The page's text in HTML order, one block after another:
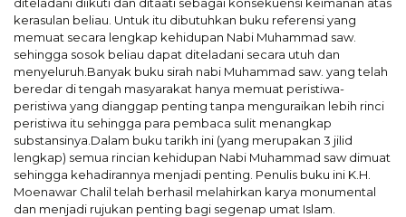
kerasulan beliau. Untuk itu dibutuhkan buku referensi yang
memuat secara lengkap kehidupan Nabi Muhammad saw.
sehingga sosok beliau dapat diteladani secara utuh dan
menyeluruh.Banyak buku sirah nabi Muhammad saw. yang telah
beredar di tengah masyarakat hanya memuat peristiwa-
peristiwa yang dianggap penting tanpa menguraikan lebih rinci
peristiwa itu sehingga para pembaca sulit menangkap
substansinya.Dalam buku tarikh ini (yang merupakan 3 jilid
lengkap) semua rincian kehidupan Nabi Muhammad saw dimuat
sehingga kehadirannya menjadi penting. Penulis buku ini K.H.
Moenawar Chalil telah berhasil melahirkan karya monumental
dan menjadi rujukan penting bagi segenap umat Islam.